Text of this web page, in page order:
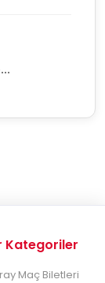
Kategoriler
Maç Biletleri